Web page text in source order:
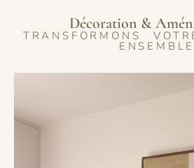
Décoration &
TRANSFORMONS
ENSEMBLE